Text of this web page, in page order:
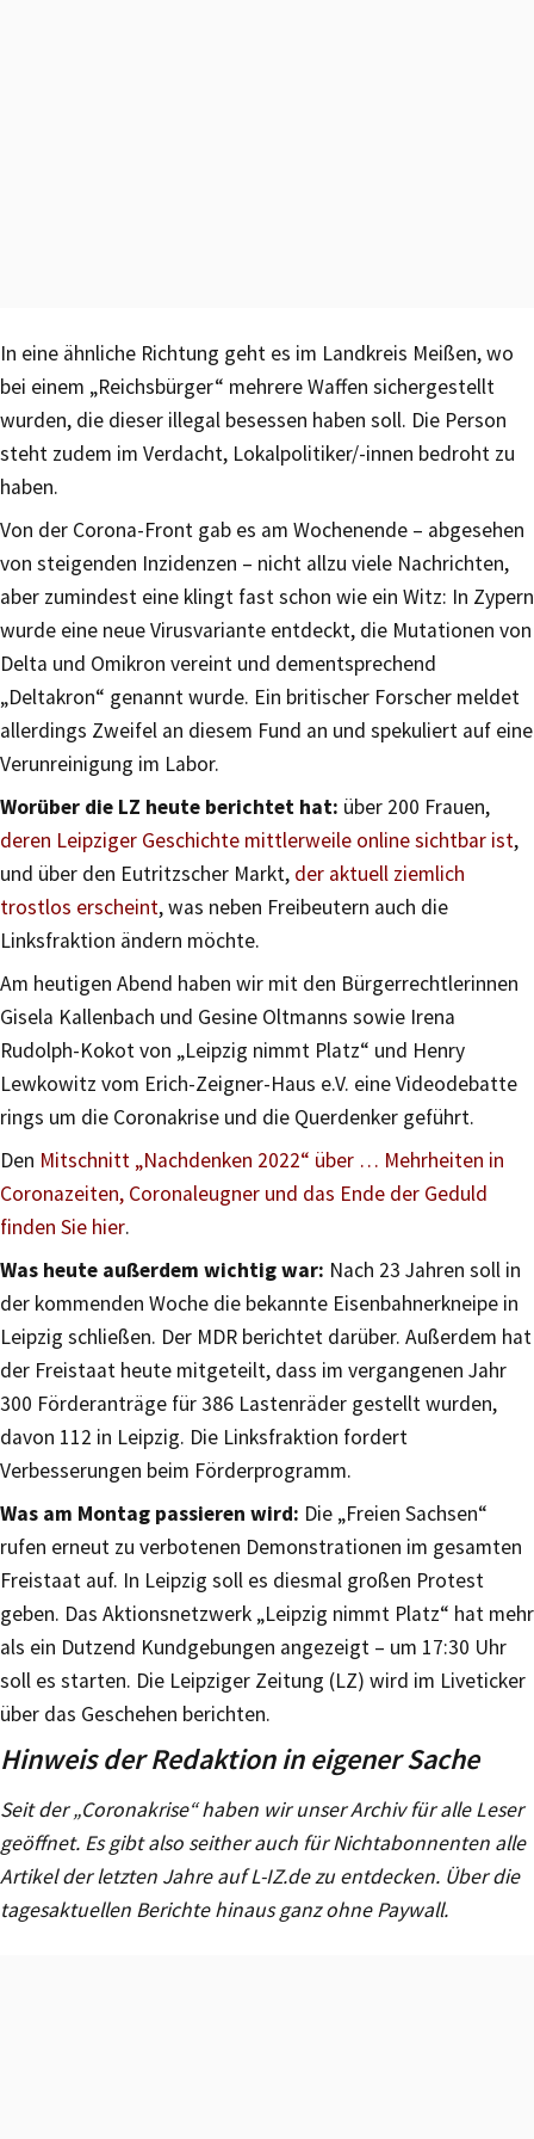
In eine ähnliche Richtung geht es im Landkreis Meißen, wo
bei einem „Reichsbürger“ mehrere Waffen sichergestellt
wurden, die dieser illegal besessen haben soll. Die Person
steht zudem im Verdacht, Lokalpolitiker/-innen bedroht zu
haben.
Von der Corona-Front gab es am Wochenende – abgesehen
von steigenden Inzidenzen – nicht allzu viele Nachrichten,
aber zumindest eine klingt fast schon wie ein Witz: In Zypern
wurde eine neue Virusvariante entdeckt, die Mutationen von
Delta und Omikron vereint und dementsprechend
„Deltakron“ genannt wurde. Ein britischer Forscher meldet
allerdings Zweifel an diesem Fund an und spekuliert auf eine
Verunreinigung im Labor.
Worüber die LZ heute berichtet hat: über 200 Frauen,
deren Leipziger Geschichte mittlerweile online sichtbar ist,
und über den Eutritzscher Markt, der aktuell ziemlich
trostlos erscheint, was neben Freibeutern auch die
Linksfraktion ändern möchte.
Am heutigen Abend haben wir mit den Bürgerrechtlerinnen
Gisela Kallenbach und Gesine Oltmanns sowie Irena
Rudolph-Kokot von „Leipzig nimmt Platz“ und Henry
Lewkowitz vom Erich-Zeigner-Haus e.V. eine Videodebatte
rings um die Coronakrise und die Querdenker geführt.
Den Mitschnitt „Nachdenken 2022“ über … Mehrheiten in
Coronazeiten, Coronaleugner und das Ende der Geduld
finden Sie hier.
Was heute außerdem wichtig war: Nach 23 Jahren soll in
der kommenden Woche die bekannte Eisenbahnerkneipe in
Leipzig schließen. Der MDR berichtet darüber. Außerdem hat
der Freistaat heute mitgeteilt, dass im vergangenen Jahr
300 Förderanträge für 386 Lastenräder gestellt wurden,
davon 112 in Leipzig. Die Linksfraktion fordert
Verbesserungen beim Förderprogramm.
Was am Montag passieren wird: Die „Freien Sachsen“
rufen erneut zu verbotenen Demonstrationen im gesamten
Freistaat auf. In Leipzig soll es diesmal großen Protest
geben. Das Aktionsnetzwerk „Leipzig nimmt Platz“ hat mehr
als ein Dutzend Kundgebungen angezeigt – um 17:30 Uhr
soll es starten. Die Leipziger Zeitung (LZ) wird im Liveticker
über das Geschehen berichten.
Hinweis der Redaktion in eigener Sache
Seit der „Coronakrise“ haben wir unser Archiv für alle Leser
geöffnet. Es gibt also seither auch für Nichtabonnenten alle
Artikel der letzten Jahre auf L-IZ.de zu entdecken. Über die
tagesaktuellen Berichte hinaus ganz ohne Paywall.